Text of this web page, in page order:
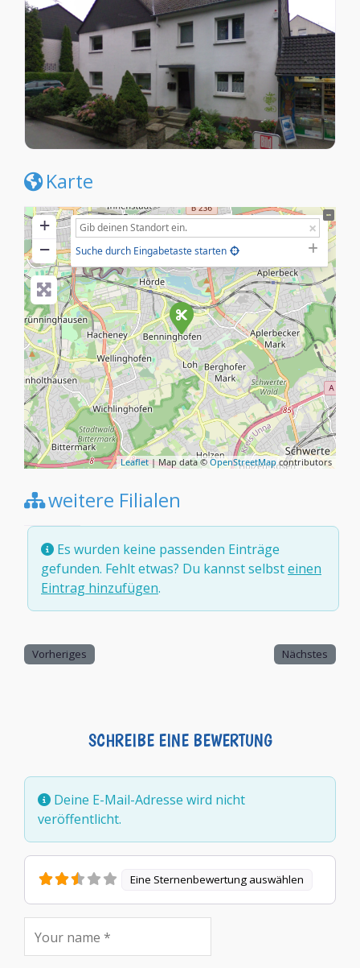
Karte
+
−
Suche durch Eingabetaste starten
Leaflet| Map data ©OpenStreetMapcontributors
weitere Filialen
Es wurden keine passenden Einträge
gefunden. Fehlt etwas? Du kannst selbsteinen
Eintrag hinzufügen.
Vorheriges Nächstes
SCHREIBE EINE BEWERTUNG
Deine E-Mail-Adresse wird nicht
veröffentlicht.
Eine Sternenbewertung auswählen